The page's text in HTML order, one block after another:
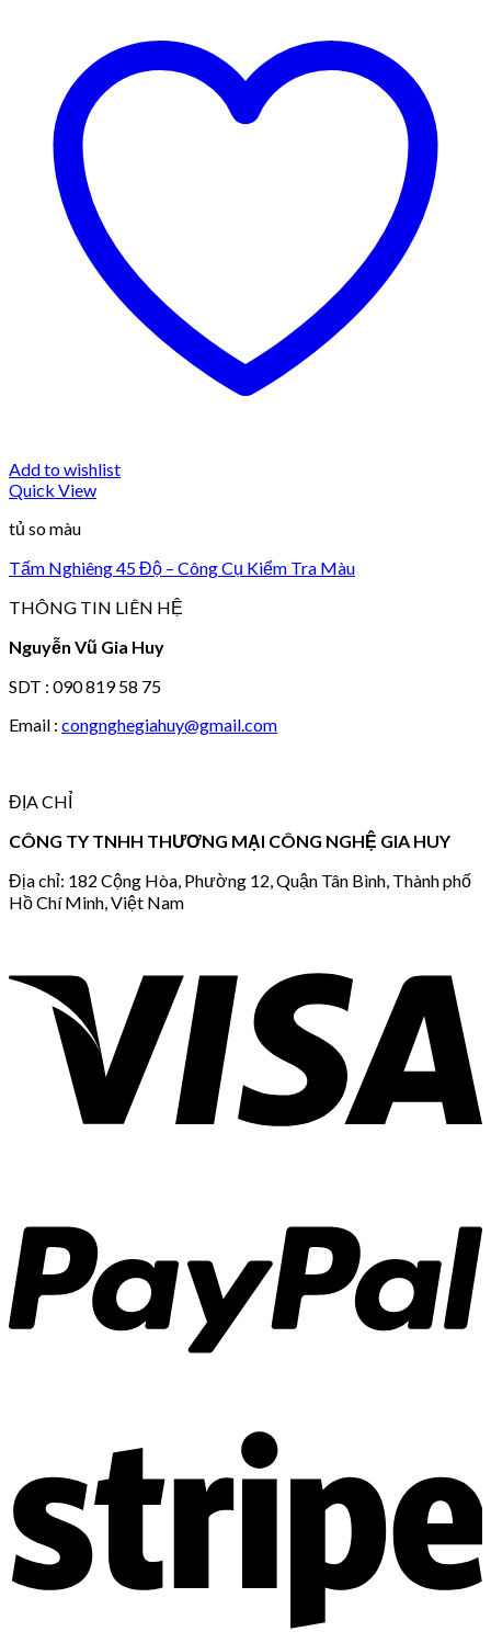
Add to wishlist
Quick View
tủ so màu
Tấm Nghiêng 45 Độ – Công Cụ Kiểm Tra Màu
THÔNG TIN LIÊN HỆ
Nguyễn Vũ Gia Huy
SDT : 090 819 58 75
Email : congnghegiahuy@gmail.com
ĐỊA CHỈ
CÔNG TY TNHH THƯƠNG MẠI CÔNG NGHỆ GIA HUY
Địa chỉ: 182 Cộng Hòa, Phường 12, Quận Tân Bình, Thành phố
Hồ Chí Minh, Việt Nam